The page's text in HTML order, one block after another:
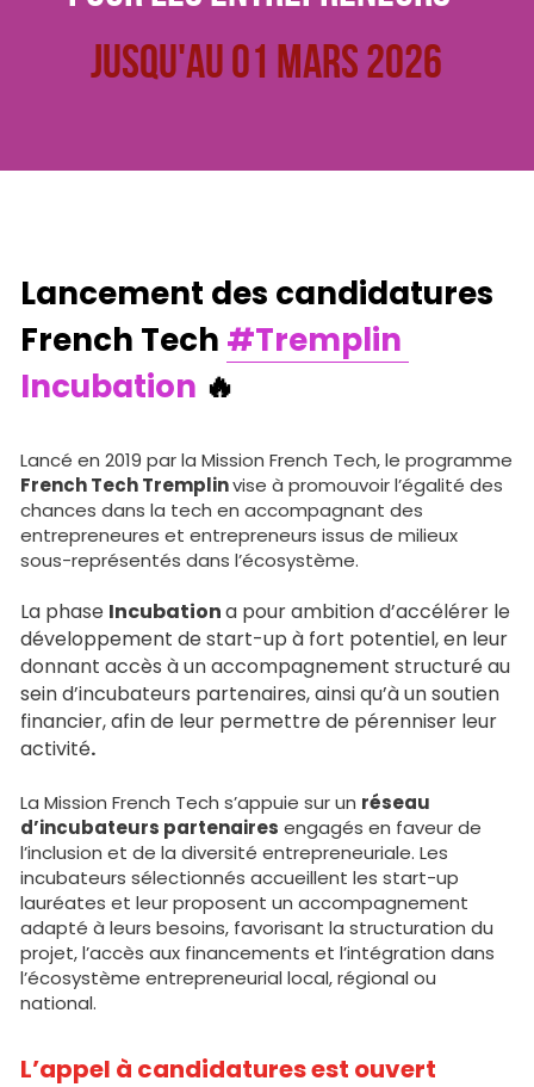
French Tech Visa
JUsqu'au 01 MARS 2026
Lancement des candidatures
French Tech #Tremplin
Incubation 🔥
French Tech Tremplin vise à promouvoir l’égalité des
chances dans la tech en accompagnant des
entrepreneures et entrepreneurs issus de milieux
sous-représentés dans l’écosystème.
La phase Incubation a pour ambition d’accélérer le
développement de start-up à fort potentiel, en leur
donnant accès à un accompagnement structuré au
sein d’incubateurs partenaires, ainsi qu’à un soutien
financier, afin de leur permettre de pérenniser leur
activité.
La Mission French Tech s’appuie sur un réseau
d’incubateurs partenaires engagés en faveur de
l’inclusion et de la diversité entrepreneuriale. Les
incubateurs sélectionnés accueillent les start-up
lauréates et leur proposent un accompagnement
adapté à leurs besoins, favorisant la structuration du
projet, l’accès aux financements et l’intégration dans
l’écosystème entrepreneurial local, régional ou
national.
L’appel à candidatures est ouvert